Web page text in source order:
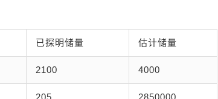
已探明储量 估计储量
2100 4000
205 2850000